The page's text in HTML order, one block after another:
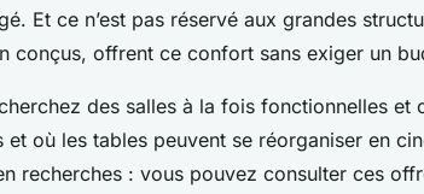
Et ce n’est pas réservé aux grandes
conçus, offrent ce confort sans exiger un
des salles à la fois fonctionnelles et
et où les tables peuvent se réorganiser en
recherches : vous pouvez consulter ces